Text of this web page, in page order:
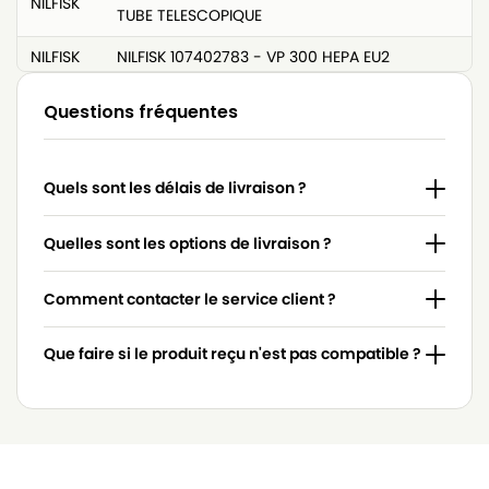
TUBE TELESCOPIQUE
NILFISK
NILFISK 107402783 - VP 300 HEPA EU2
NILFISK
NILFISK 107402787
NILFISK
NILFISK 107402787 - SALTIX 10
NILFISK
NILFISK 107402787 - SALTIX 10Sauger
NILFISK
NILFISK 107405588 - SALTIX 10 UK
NILFISK
NILFISK 107406530 - VP300 HEPA JP
Questions fréquentes
Quels sont les délais de livraison ?
Quelles sont les options de livraison ?
Comment contacter le service client ?
Que faire si le produit reçu n'est pas compatible ?